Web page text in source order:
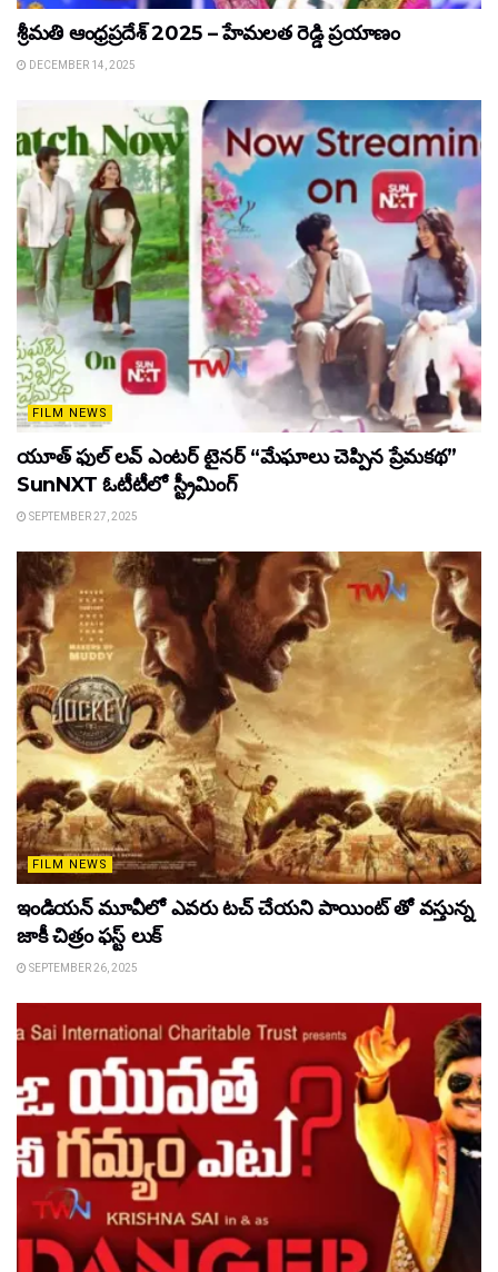
శ్రీమతి ఆంధ్రప్రదేశ్ 2025 – హేమలత రెడ్డి ప్రయాణం
DECEMBER 14, 2025
FILM NEWS
యూత్ ఫుల్ లవ్ ఎంటర్ టైనర్ “మేఘాలు చెప్పిన ప్రేమకథ”
SunNXT ఓటీటీలో స్ట్రీమింగ్
SEPTEMBER 27, 2025
FILM NEWS
ఇండియన్ మూవీలో ఎవరు టచ్ చేయని పాయింట్ తో వస్తున్న
జాకీ చిత్రం ఫస్ట్ లుక్
SEPTEMBER 26, 2025